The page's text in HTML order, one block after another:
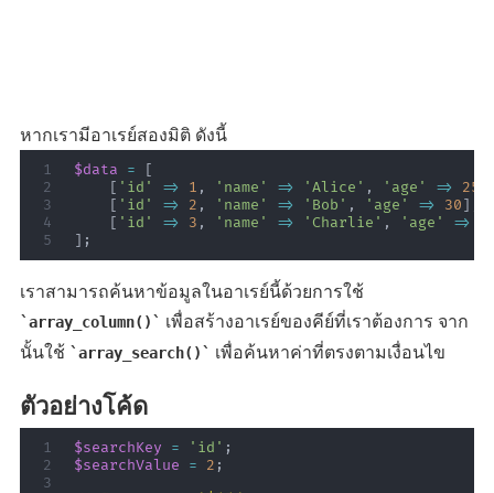
หากเรามีอาเรย์สองมิติ ดังนี้
$data =
[
[ 'id' => 1 , 'name' => 'Alice' , 'age' => 25
[ 'id' => 2 , 'name' => 'Bob' , 'age' => 30]
[ 'id' => 3 , 'name' => 'Charlie' , 'age' =>
] ;
เราสามารถค้นหาข้อมูลในอาเรย์นี้ด้วยการใช้
array_column()
เพื่อสร้างอาเรย์ของคีย์ที่เราต้องการ จาก
นั้นใช้
array_search() เพื่อค้นหาค่าที่ตรงตามเงื่อนไข
ตัวอย่างโค้ด
$searchKey = 'id' ;
$searchValue
= 2 ;